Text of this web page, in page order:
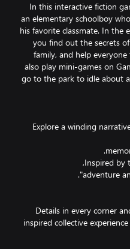
In this interactive fiction
an elementary schoolboy
his favorite classmate. In the
you find out the secrets
family, and help everyone
also play mini-games on
go to the park to idle about
Explore a winding
Details in every corner
inspired collective